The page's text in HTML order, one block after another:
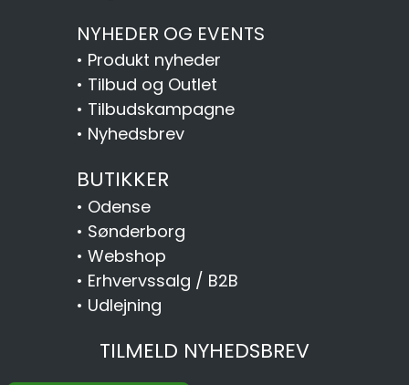
NYHEDER OG EVENTS
• Produkt nyheder
• Tilbud og Outlet
• Tilbudskampagne
• Nyhedsbrev
BUTIKKER
• Odense
• Sønderborg
• Webshop
• Erhvervssalg / B2B
• Udlejning
TILMELD NYHEDSBREV